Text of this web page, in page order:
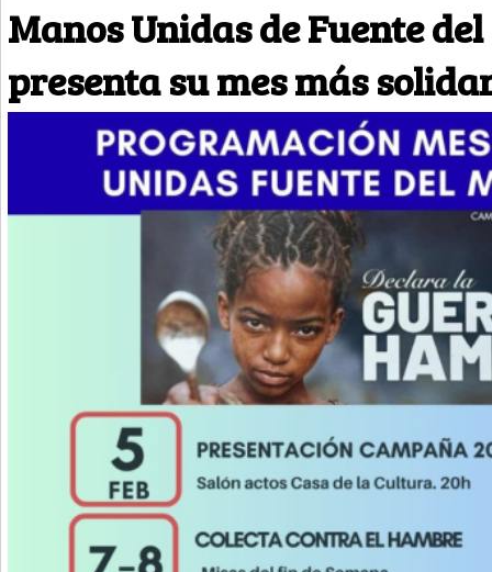
Manos Unidas de Fuente
presenta su mes más